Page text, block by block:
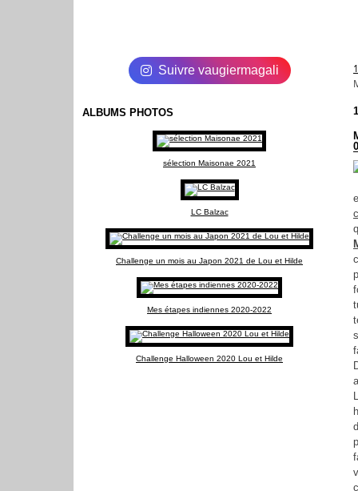
Suivre vaugiermagali
ALBUMS PHOTOS
sélection Maisonae 2021
LC Balzac
Challenge un mois au Japon 2021 de Lou et Hilde
Mes étapes indiennes 2020-2022
Challenge Halloween 2020 Lou et Hilde